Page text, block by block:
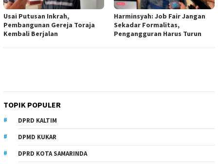
Usai Putusan Inkrah,
Pembangunan Gereja Toraja
Kembali Berjalan
Harminsyah: Job Fair Jangan
Sekadar Formalitas,
Pengangguran Harus Turun
TOPIK POPULER
DPRD KALTIM
DPMD KUKAR
DPRD KOTA SAMARINDA